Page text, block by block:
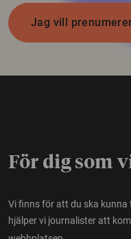
Jag vill
För dig som
Vi finns för att du ska kunna
hjälper vi journalister att